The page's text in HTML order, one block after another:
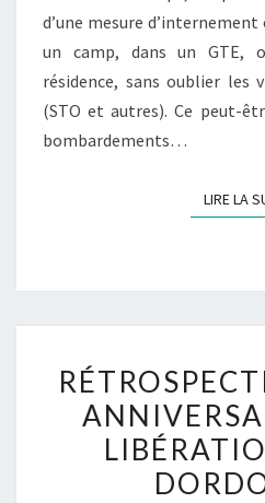
d’une mesure
un camp, dans un GTE,
résidence, sans oublier les
(STO et autres). Ce peut-
bombardements…
LIRE LA